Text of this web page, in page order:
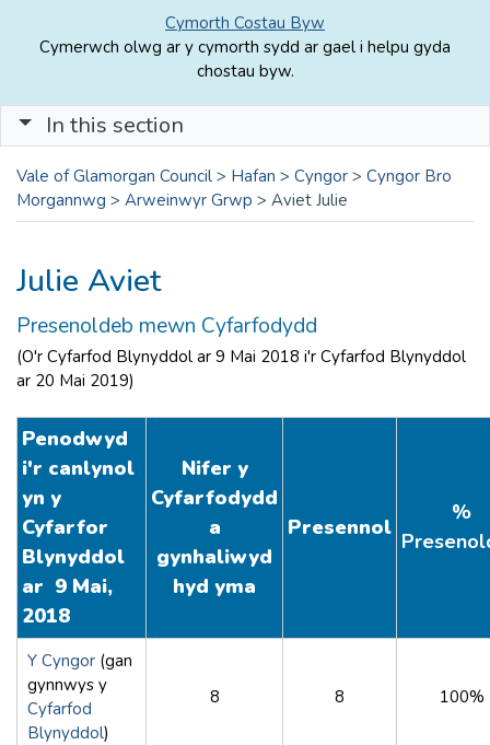
Cymorth Costau Byw
Cymerwch olwg ar y cymorth sydd ar gael i helpu gyda
chostau byw.
In this section
Vale of Glamorgan Council > Hafan > Cyngor > Cyngor Bro
Morgannwg > Arweinwyr Grwp > Aviet Julie
Julie Aviet
Presenoldeb mewn Cyfarfodydd
(O'r Cyfarfod Blynyddol ar 9 Mai 2018 i'r Cyfarfod Blynyddol
ar 20 Mai 2019)
Penodwyd
i'r canlynol
yn y
Cyfarfor
Blynyddol
ar 9 Mai,
2018
Nifer y
Cyfarfodydd
a
gynhaliwyd
hyd yma
Presennol
%
Y Cyngor (gan
gynnwys y
Cyfarfod
Blynyddol)
8 8 100%